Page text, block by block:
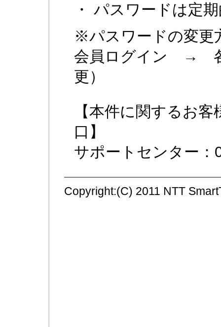
・ パスワードは定
※パスワードの変更
会員ログイン → 各
更）
【本件に関するお
口】
サポートセンター：
Copyright:(C) 2011 NTT